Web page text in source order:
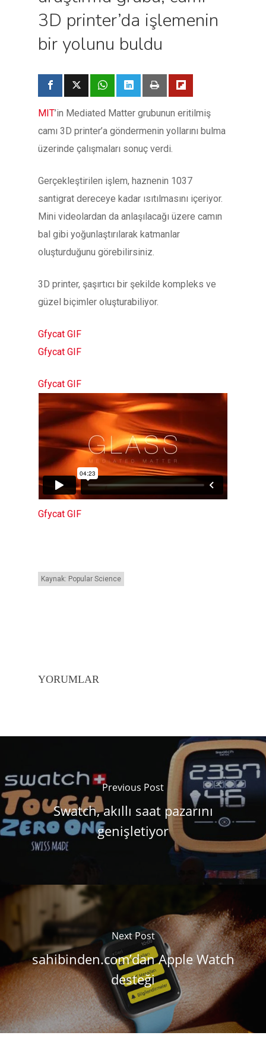
3D printer’da işlemenin
bir yolunu buldu
MIT’in Mediated Matter grubunun eritilmiş
camı 3D printer’a göndermenin yollarını bulma
üzerinde çalışmaları sonuç verdi.
Gerçekleştirilen işlem, haznenin 1037
santigrat dereceye kadar ısıtılmasını içeriyor.
Mini videolardan da anlaşılacağı üzere camın
bal gibi yoğunlaştırılarak katmanlar
oluşturduğunu görebilirsiniz.
3D printer, şaşırtıcı bir şekilde kompleks ve
güzel biçimler oluşturabiliyor.
Gfycat GIF
Gfycat GIF
Gfycat GIF
Gfycat GIF
Kaynak: Popular Science
YORUMLAR
Previous Post
Swatch, akıllı saat pazarını
genişletiyor
Next Post
sahibinden.com’dan Apple Watch
desteği